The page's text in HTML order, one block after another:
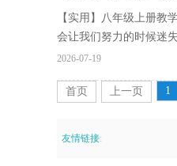
【实用】八年级上册教
会让我们努力的时候迷
2026-07-19
首页 上一页 1
友情链接: